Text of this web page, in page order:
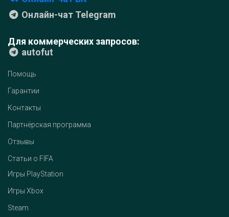
Онлайн-чат Telegram
Для коммерческих запросов:
autofut
Помощь
Гарантии
Контакты
Партнёрская программа
Отзывы
Статьи о FIFA
Игры PlayStation
Игры Xbox
Steam